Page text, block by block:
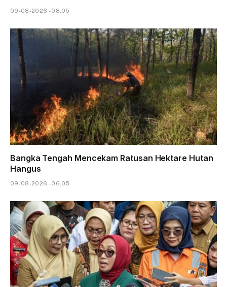
09-08-2026 - 08.05
Bangka Tengah Mencekam Ratusan Hektare Hutan
Hangus
09-08-2026 - 06.05